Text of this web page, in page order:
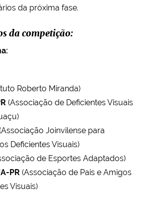
da próxima fase.
da competição:
Roberto Miranda)
(Associação de Deficientes Visuais
Joinvilense para
Deficientes Visuais)
de Esportes Adaptados)
PR (Associação de Pais e Amigos
Visuais)